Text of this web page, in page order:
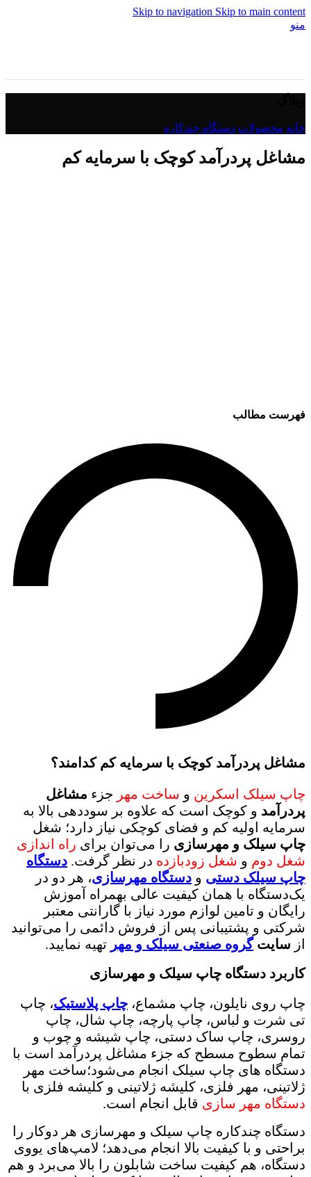
Skip to navigation Skip to main content
منو
خانه محصولات دستگاه چندکاره
مشاغل پردرآمد کوچک با سرمایه کم
فهرست مطالب
مشاغل پردرآمد کوچک با سرمایه کم کدامند؟
چاپ سیلک اسکرین و ساخت مهر جزء مشاغل
پردرآمد و کوچک است که علاوه بر سوددهی بالا به
سرمایه اولیه کم و فضای کوچکی نیاز دارد؛ شغل
چاپ سیلک و مهرسازی را می‌توان برای راه اندازی
شغل دوم و شغل زودبازده در نظر گرفت. دستگاه
چاپ سیلک دستی و دستگاه مهرسازی، هر دو در
یک‌دستگاه با همان کیفیت عالی بهمراه آموزش
رایگان و تامین لوازم مورد نیاز با گارانتی معتبر
شرکتی و پشتیبانی پس از فروش دائمی را می‌توانید
از سایتگروه صنعتی سیلک و مهر تهیه نمایید.
کاربرد دستگاه چاپ سیلک و مهرسازی
چاپ روی نایلون، چاپ مشماع، چاپ پلاستیک، چاپ
تی شرت و لباس، چاپ پارچه، چاپ شال، چاپ
روسری، چاپ ساک دستی، چاپ شیشه و چوب و
تمام سطوح مسطح که جزء مشاغل پردرآمد است با
دستگاه های چاپ سیلک انجام می‌شود؛ساخت مهر
ژلاتینی، مهر فلزی، کلیشه ژلاتینی و کلیشه فلزی با
دستگاه مهر سازی قابل انجام است.
دستگاه چندکاره چاپ سیلک و مهرسازی هر دوکار را
براحتی و با کیفیت بالا انجام می‌دهد؛ لامپ‌های یووی
دستگاه، هم کیفیت ساخت شابلون را بالا می‌برد و هم